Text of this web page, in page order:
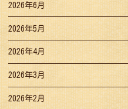
2026年6月
2026年5月
2026年4月
2026年3月
2026年2月